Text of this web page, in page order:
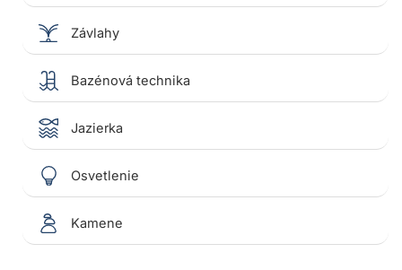
Závlahy
Bazénová technika
Jazierka
Osvetlenie
Kamene